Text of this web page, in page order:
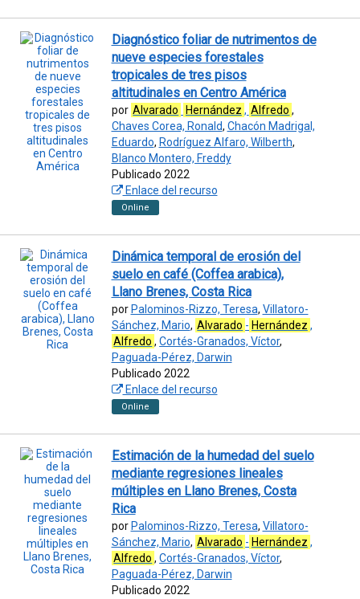
Diagnóstico foliar de nutrimentos de
nueve especies forestales
tropicales de tres pisos
altitudinales en Centro América
por Alvarado Hernández , Alfredo ,
Chaves Corea, Ronald, Chacón Madrigal,
Eduardo, Rodríguez Alfaro, Wilberth,
Blanco Montero, Freddy
Publicado 2022
Enlace del recurso
Online
Dinámica temporal de erosión del
suelo en café (Coffea arabica),
Llano Brenes, Costa Rica
por Palominos-Rizzo, Teresa, Villatoro-
Sánchez, Mario, Alvarado - Hernández ,
Alfredo ,Cortés-Granados, Víctor,
Paguada-Pérez, Darwin
Publicado 2022
Enlace del recurso
Online
Estimación de la humedad del suelo
mediante regresiones lineales
múltiples en Llano Brenes, Costa
Rica
por Palominos-Rizzo, Teresa, Villatoro-
Sánchez, Mario, Alvarado - Hernández ,
Alfredo ,Cortés-Granados, Víctor,
Paguada-Pérez, Darwin
Publicado 2022